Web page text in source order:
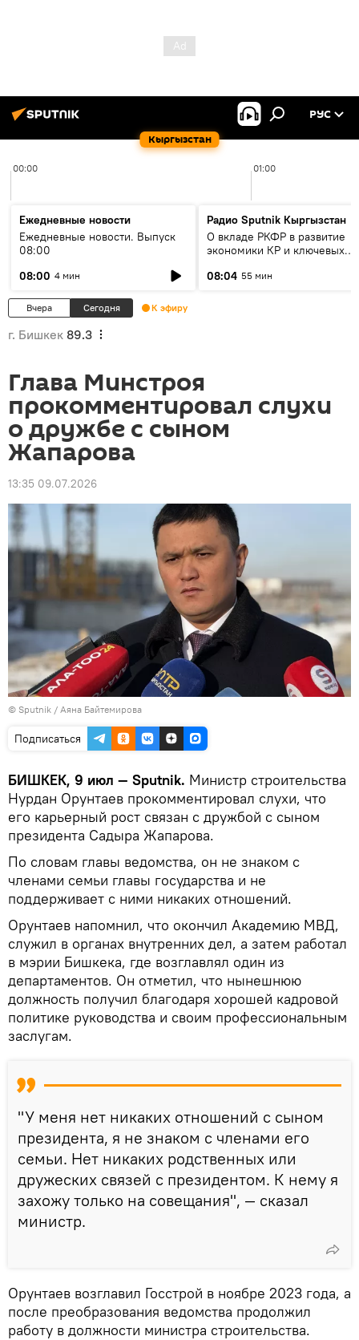
Кыргызстан
РУС
00:00 01:00
Ежедневные новости
Ежедневные новости. Выпуск
08:00
08:00 4 мин
Радио Sputnik Кыргызстан
О вкладе РКФР в развитие
экономики КР и ключевых
08:04 55 мин
Вчера Сегодня К эфиру
г. Бишкек 89.3
Глава Минстроя
прокомментировал слухи
о дружбе с сыном
Жапарова
13:35 09.07.2026
© Sputnik / Аяна Байтемирова
Подписаться
БИШКЕК, 9 июл — Sputnik. Министр строительства
Нурдан Орунтаев прокомментировал слухи, что
его карьерный рост связан с дружбой с сыном
президента Садыра Жапарова.
По словам главы ведомства, он не знаком с
членами семьи главы государства и не
поддерживает с ними никаких отношений.
Орунтаев напомнил, что окончил Академию МВД,
служил в органах внутренних дел, а затем работал
в мэрии Бишкека, где возглавлял один из
департаментов. Он отметил, что нынешнюю
должность получил благодаря хорошей кадровой
политике руководства и своим профессиональным
заслугам.
"У меня нет никаких отношений с сыном
президента, я не знаком с членами его
семьи. Нет никаких родственных или
дружеских связей с президентом. К нему я
захожу только на совещания", — сказал
министр.
Орунтаев возглавил Госстрой в ноябре 2023 года, а
после преобразования ведомства продолжил
работу в должности министра строительства.